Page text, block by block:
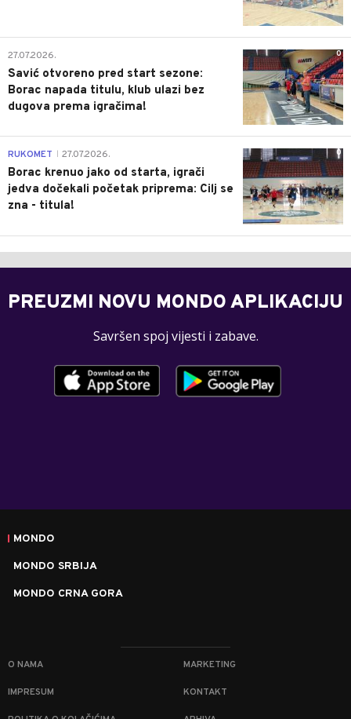
0
27.07.2026.
Savić otvoreno pred start sezone:
Borac napada titulu, klub ulazi bez
dugova prema igračima!
0
RUKOMET 27.07.2026.
Borac krenuo jako od starta, igrači
jedva dočekali početak priprema: Cilj se
zna - titula!
PREUZMI NOVU MONDO APLIKACIJU
Savršen spoj vijesti i zabave.
MONDO
MONDO SRBIJA
MONDO CRNA GORA
O NAMA MARKETING
IMPRESUM KONTAKT